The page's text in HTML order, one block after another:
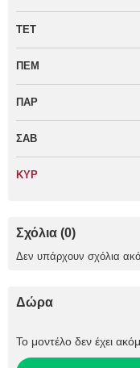
ΤΕΤ
ΠΕΜ
ΠΑΡ
ΣΑΒ
ΚΥΡ
Σχόλια (0)
Δεν υπάρχουν σχόλια
Δώρα
Το μοντέλο δεν έχει